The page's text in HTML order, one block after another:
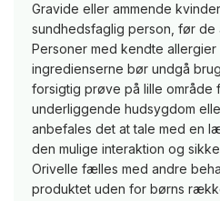
Gravide eller ammende
sundhedsfaglig person, før de
Personer med kendte
ingredienserne bør undgå
forsigtig prøve på lille område
underliggende hudsygdom
anbefales det at tale med en
den mulige interaktion og
Orivelle fælles med andre
produktet uden for børns